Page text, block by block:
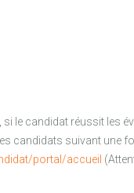
si le candidat réussit les
candidats suivant une
portal/accueil